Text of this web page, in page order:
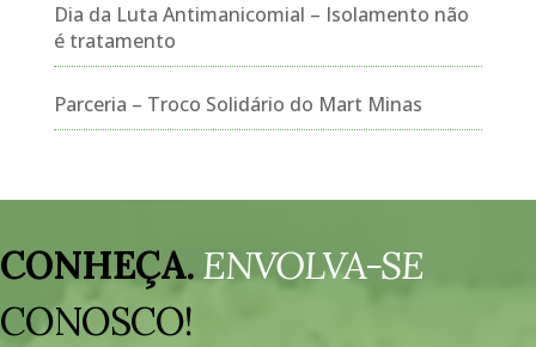
Dia da Luta Antimanicomial – Isolamento não
é tratamento
Parceria – Troco Solidário do Mart Minas
de
vídeo
CONHEÇA.ENVOLVA-SE
CONOSCO!